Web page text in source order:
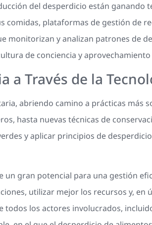
del desperdicio están ganando
comidas, plataformas de gestión de
monitorizan y analizan patrones de
de conciencia y
Través de la
abriendo camino a prácticas más
hasta nuevas técnicas de
y aplicar principios de
gran potencial para una gestión
utilizar mejor los recursos y,
los actores involucrados,